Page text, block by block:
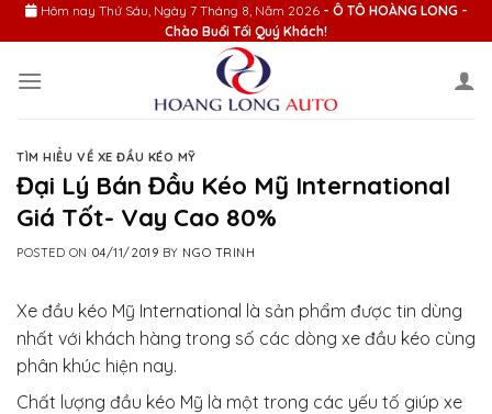
Skip
to
Hôm nay Thứ Sáu, Ngày 7 Tháng 8, Năm 2026 - Ô TÔ HOÀNG LONG -
Chào Buổi Tối Quý Khách!
TÌM HIỂU VỀ XE ĐẦU KÉO MỸ
Đại Lý Bán Đầu Kéo Mỹ International
Giá Tốt- Vay Cao 80%
POSTED ON 04/11/2019 BY NGO TRINH
Xe đầu kéo Mỹ International là sản phẩm được tin dùng
nhất với khách hàng trong số các dòng xe đầu kéo cùng
phân khúc hiện nay.
Chất lượng đầu kéo Mỹ là một trong các yếu tố giúp xe